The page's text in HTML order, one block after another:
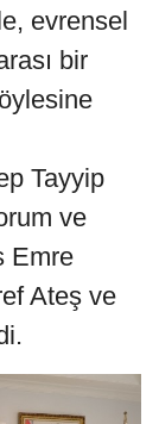
evrensel
bir
Tayyip
ve
Emre
Ateş ve